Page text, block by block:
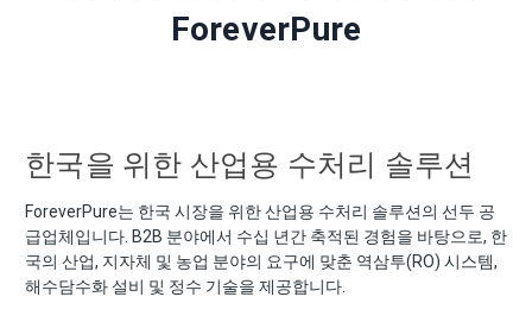
ForeverPure
한국을 위한 산업용 수처리 솔루션
ForeverPure는 한국 시장을 위한 산업용 수처리 솔루션의 선두 공
급업체입니다. B2B 분야에서 수십 년간 축적된 경험을 바탕으로, 한
국의 산업, 지자체 및 농업 분야의 요구에 맞춘 역삼투(RO) 시스템,
해수담수화 설비 및 정수 기술을 제공합니다.